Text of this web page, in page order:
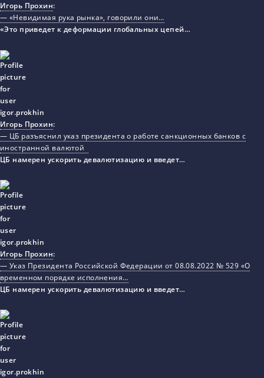
Игорь Прохин:
— «Невидимая рука рынка», говорили они…
«Это приведет к деформации глобальных цепей…
Игорь Прохин:
— ЦБ разъяснил указ президента о работе санкционных банков с
иностранной валютой
ЦБ намерен ускорить девалютизацию и введет…
Игорь Прохин:
— Указ Президента Российской Федерации от 08.08.2022 № 529 «О
временном порядке исполнения…
ЦБ намерен ускорить девалютизацию и введет…